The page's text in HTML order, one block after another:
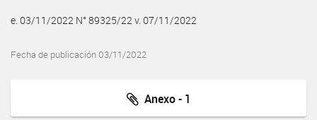
e. 03/11/2022 N° 89325/22 v. 07/11/2022
Fecha de publicación 03/11/2022
Anexo - 1